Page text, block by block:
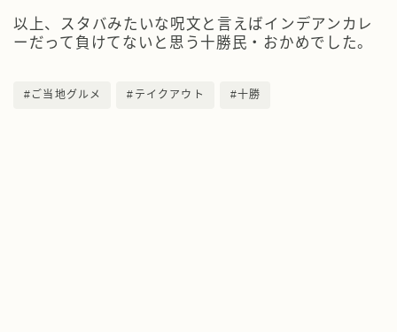
以上、スタバみたいな呪文と言えばインデアンカレ
ーだって負けてないと思う十勝民・おかめでした。
#ご当地グルメ #テイクアウト #十勝